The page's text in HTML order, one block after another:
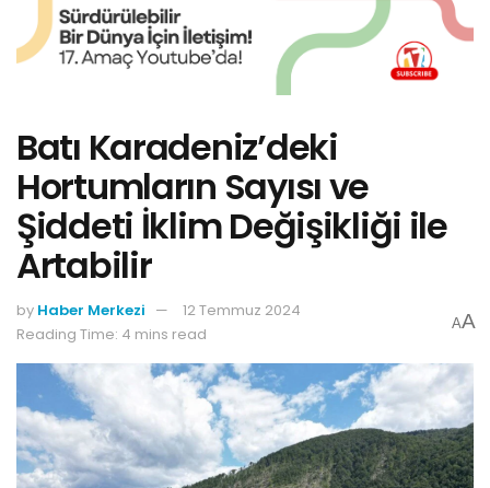
Batı Karadeniz’deki
Hortumların Sayısı ve
Şiddeti İklim Değişikliği ile
Artabilir
by Haber Merkezi
12 Temmuz 2024
Reading Time: 4 mins read
AA